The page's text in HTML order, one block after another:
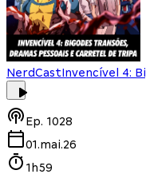
NerdCastInvencível 4:
Ep. 1028
01.mai.26
1h59